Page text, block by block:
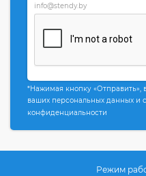
info@stendy.by
*Нажимая кнопку «Отправить»,
ваших персональных данных и
конфиденциальности
Режим